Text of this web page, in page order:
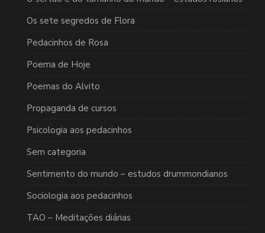
Os sete segredos de Flora
Pedacinhos de Rosa
Poema de Hoje
Poemas do Alvito
Propaganda de cursos
Psicologia aos pedacinhos
Sem categoria
Sentimento do mundo – estudos drummondianos
Sociologia aos pedacinhos
TAO – Meditações diárias